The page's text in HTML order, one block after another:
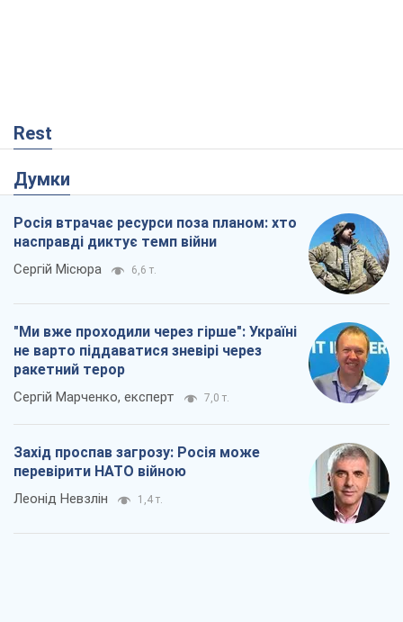
Rest
Думки
Росія втрачає ресурси поза планом: хто
насправді диктує темп війни
Сергій Місюра 6,6 т.
"Ми вже проходили через гірше": Україні
не варто піддаватися зневірі через
ракетний терор
Сергій Марченко, експерт 7,0 т.
Захід проспав загрозу: Росія може
перевірити НАТО війною
Леонід Невзлін 1,4 т.